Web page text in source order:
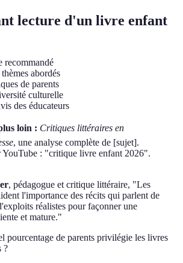
lecture d'un livre enfant
recommandé
abordés
de parents
culturelle
des éducateurs
loin : Critiques littéraires en
, une analyse complète de [sujet].
YouTube : "critique livre enfant 2026".
, pédagogue et critique littéraire, "Les
l'importance des récits qui parlent de
réalistes pour façonner une
et mature."
pourcentage de parents privilégie les livres
?